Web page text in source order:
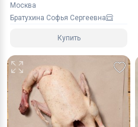
Москва
Братухина Софья Сергеевна
Купить